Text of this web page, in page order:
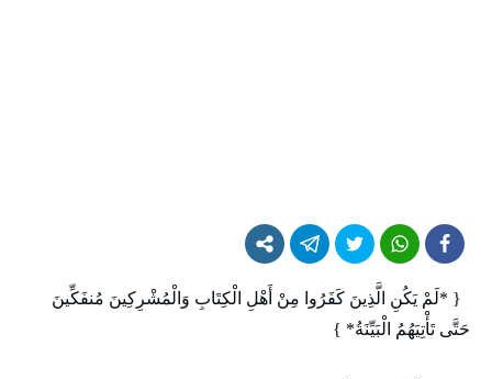
{ *لَمْ يَكُنِ الَّذِينَ كَفَرُوا مِنْ أَهْلِ الْكِتَابِ وَالْمُشْرِكِينَ مُنفَكِّينَ
حَتَّى تَأْتِيَهُمُ الْبَيِّنَةُ* }